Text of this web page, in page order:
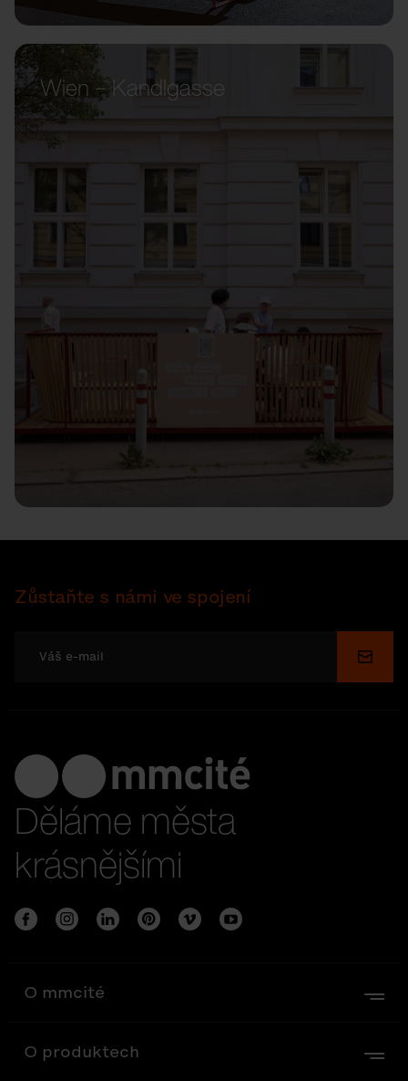
Wien – Kandlgasse
Zůstaňte s námi ve spojení
Děláme města
krásnějšími
O mmcité
O produktech